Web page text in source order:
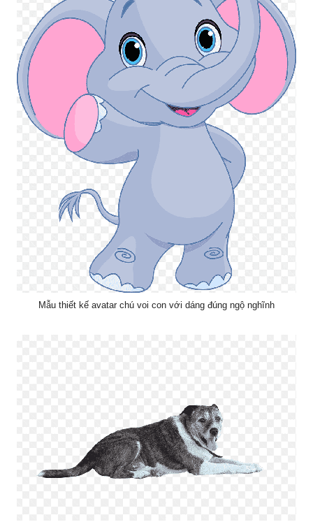
Mẫu thiết kế avatar chú voi con với dáng đúng ngộ nghĩnh